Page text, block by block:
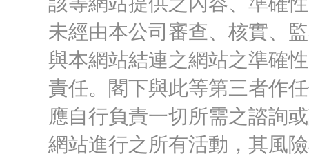
未經由本公司審查、核實、
與本網站結連之網站之準確
責任。閣下與此等第三者作
應自行負責一切所需之諮詢
網站進行之所有活動，其風